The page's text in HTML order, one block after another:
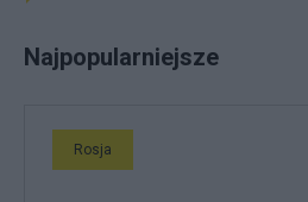
Najpopularniejsze
Rosja